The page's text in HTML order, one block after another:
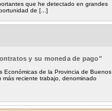
que he detectado en grandes
de [...]
y su moneda de pago"
Económicas de la Provincia de Buenos
más reciente trabajo, denominado